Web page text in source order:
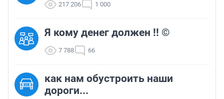
217 206 1 000
Я кому денег должен !! ©
7 788 66
как нам обустроить наши
дороги...